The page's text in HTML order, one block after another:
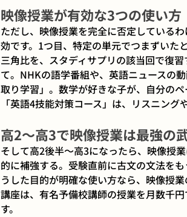
映像授業が有効な3つの使い方
ただし、映像授業を完全に否定している
効です。1つ目、特定の単元でつまずいた
三角比を、スタディサプリの該当回で復
て。NHKの語学番組や、英語ニュースの
取り学習」。数学が好きな子が、自分の
「英語4技能対策コース」は、リスニング
高2〜高3で映像授業は最強の
そして高2後半〜高3になったら、映像授
的に補強する。受験直前に古文の文法を
うした目的が明確な使い方なら、映像授
講座は、有名予備校講師の授業を月数千
す。